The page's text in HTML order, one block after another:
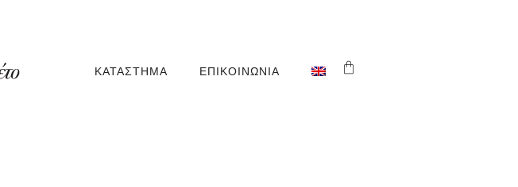
ΚΑΤΆΣΤΗΜΑ ΕΠΙΚΟΙΝΩΝΊΑ